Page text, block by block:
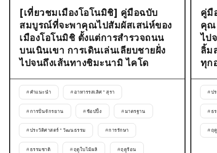
[เที่ยวชมเมืองโอโนมิชิ] คู่มือฉบับ
สมบูรณ์ที่จะพาคุณไปสัมผัสเสน่ห์ของ
เมืองโอโนมิชิ ตั้งแต่การสำรวจถนน
บนเนินเขา การเดินเล่นเลียบชายฝั่ง
ไปจนถึงเส้นทางชิมะนามิ ไคโด
#คำแนะนำ # อาหารรสเลิศ * สุรา
#การปั่นจักรยาน #ช้อปปิ้ง #มาตรฐาน
#ประวัติศาสตร์ * วัฒนธรรม #การรักษา
#ธรรมชาติ #ฤดูใบไม้ผลิ #ฤดูร้อน
คู่มื
คุณ
ไป
ลิ้ม
ทุก
#ป
#ธ
#ฤ